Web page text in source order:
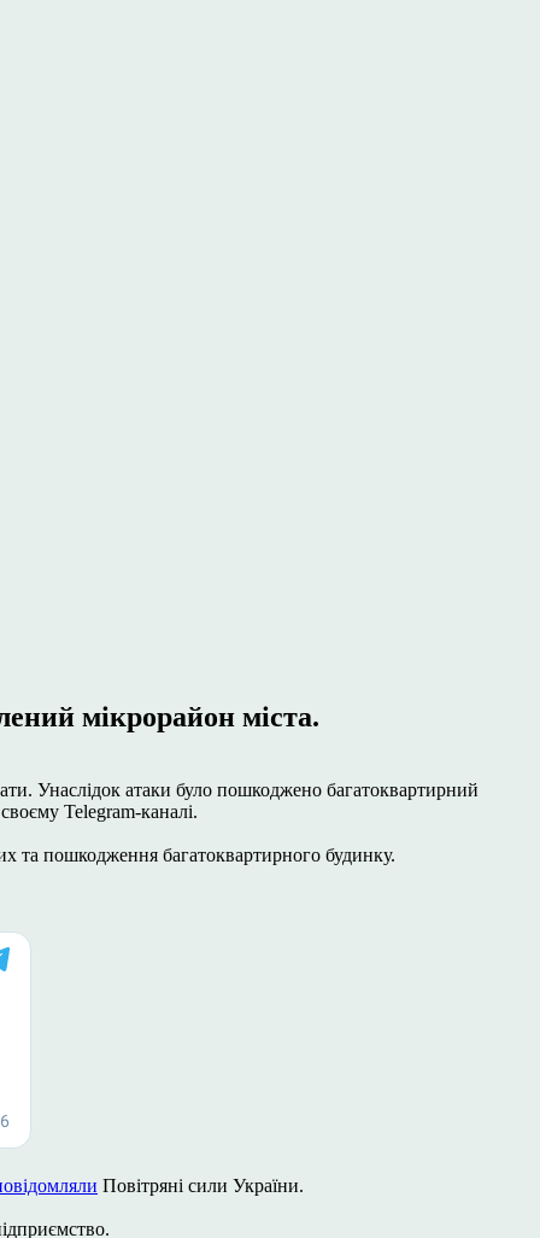
мікрорайон міста.
Унаслідок атаки було пошкоджено багатоквартирний
Telegram-каналі.
та пошкодження багатоквартирного будинку.
Повітряні сили України.